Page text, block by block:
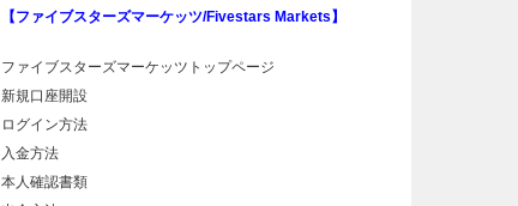
【ファイブスターズマーケッツ/Fivestars Markets】
ファイブスターズマーケッツトップページ
新規口座開設
ログイン方法
入金方法
本人確認書類